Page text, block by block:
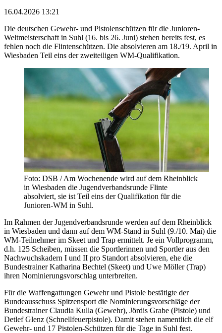
16.04.2026 13:21
Die deutschen Gewehr- und Pistolenschützen für die Junioren-
Weltmeisterschaft in Suhl (16. bis 26. Juni) stehen bereits fest, es
fehlen noch die Flintenschützen. Die absolvieren am 18./19. April in
Wiesbaden Teil eins der zweiteiligen WM-Qualifikation.
Foto: DSB / Am Wochenende wird auf dem Rheinblick
in Wiesbaden die Jugendverbandsrunde Flinte
absolviert, sie ist Teil eins der Qualifikation für die
Junioren-WM in Suhl.
Im Rahmen der Jugendverbandsrunde werden auf dem Rheinblick
in Wiesbaden und dann auf dem WM-Stand in Suhl (9./10. Mai) die
WM-Teilnehmer im Skeet und Trap ermittelt. Je ein Vollprogramm,
d.h. 125 Scheiben, müssen die Sportlerinnen und Sportler aus den
Nachwuchskadern I und II pro Standort absolvieren, ehe die
Bundestrainer Katharina Bechtel (Skeet) und Uwe Möller (Trap)
ihren Nominierungsvorschlag unterbreiten.
Für die Waffengattungen Gewehr und Pistole bestätigte der
Bundeausschuss Spitzensport die Nominierungsvorschläge der
Bundestrainer Claudia Kulla (Gewehr), Jördis Grabe (Pistole) und
Detlef Glenz (Schnellfeuerpistole). Damit stehen namentlich die elf
Gewehr- und 17 Pistolen-Schützen für die Tage in Suhl fest.